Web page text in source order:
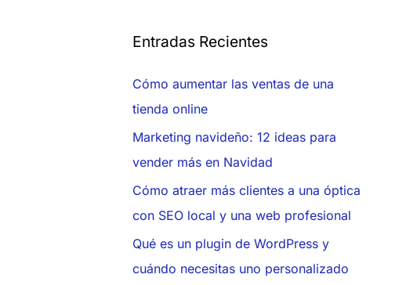
Entradas Recientes
Cómo aumentar las ventas de una
tienda online
Marketing navideño: 12 ideas para
vender más en Navidad
Cómo atraer más clientes a una óptica
con SEO local y una web profesional
Qué es un plugin de WordPress y
cuándo necesitas uno personalizado